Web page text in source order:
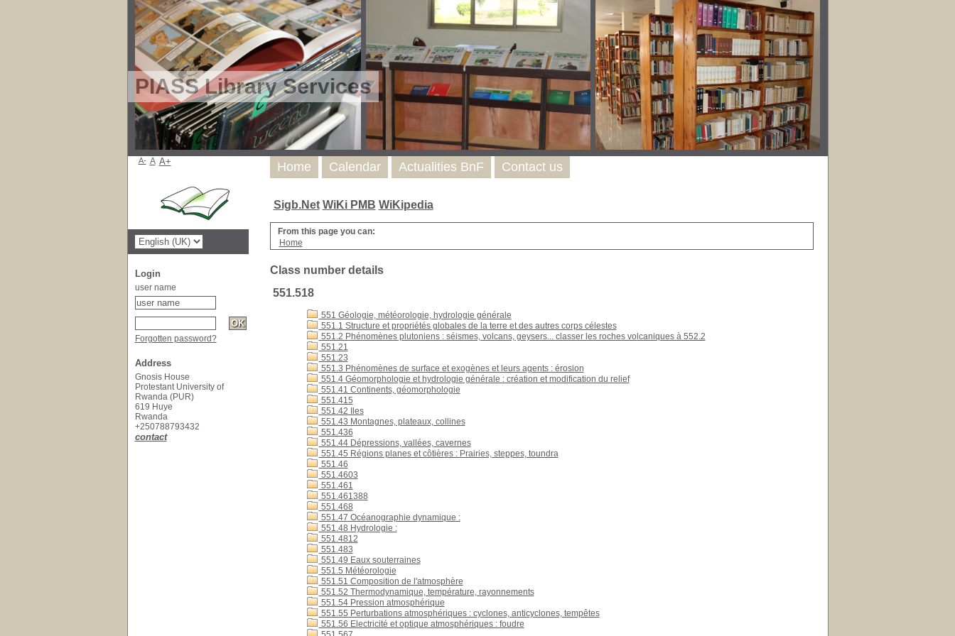
PIASS Library Services
Sigb.Net WiKi PMB WiKipedia
From this page you can:
Home
Class number details
551.518
551 Géologie, météorologie, hydrologie générale
551.1 Structure et propriétés globales de la terre et des autres corps célestes
551.2 Phénomènes plutoniens : séismes, volcans, geysers... classer les roches volcaniques à 552.2
551.21
551.23
551.3 Phénomènes de surface et exogènes et leurs agents : érosion
551.4 Géomorphologie et hydrologie générale : création et modification du relief
551.41 Continents, géomorphologie
551.415
551.42 Iles
551.43 Montagnes, plateaux, collines
551.436
551.44 Dépressions, vallées, cavernes
551.45 Régions planes et côtières : Prairies, steppes, toundra
551.46
551.4603
551.461
551.461388
551.468
551.47 Océanographie dynamique :
551.48 Hydrologie :
551.4812
551.483
551.49 Eaux souterraines
551.5 Météorologie
551.51 Composition de l'atmosphère
551.52 Thermodynamique, température, rayonnements
551.54 Pression atmosphérique
551.55 Perturbations atmosphériques : cyclones, anticyclones, tempêtes
551.56 Electricité et optique atmosphériques : foudre
Home Calendar Actualities BnF Contact us
A- A A+
Login
user name
Forgotten password?
Address
Gnosis House
Protestant University of
Rwanda (PUR)
619 Huye
Rwanda
+250788793432
contact